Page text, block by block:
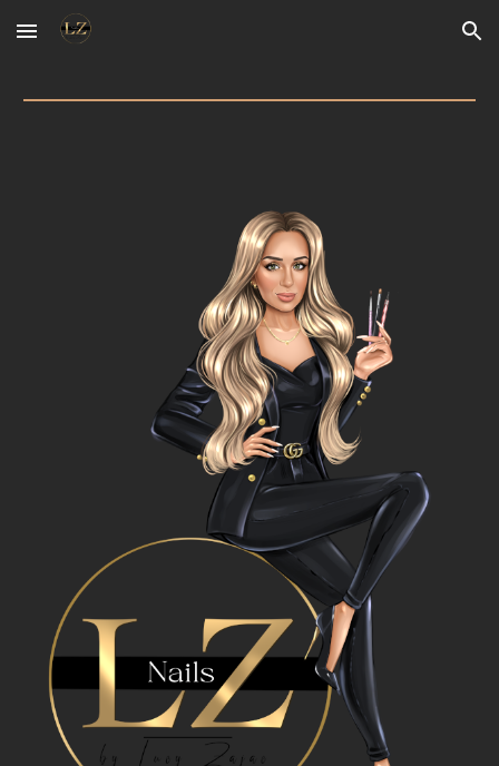
Skip to main content Skip to navigation